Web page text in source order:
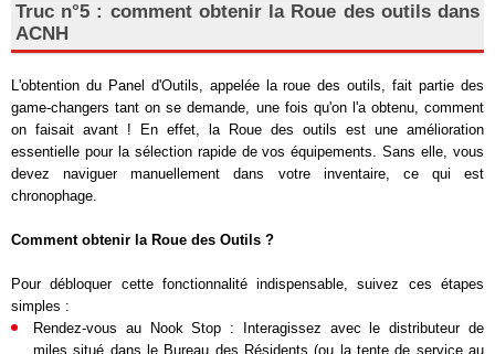
Truc n°5 : comment obtenir la Roue des outils dans
ACNH
L'obtention du Panel d'Outils, appelée la roue des outils, fait partie des
game-changers tant on se demande, une fois qu'on l'a obtenu, comment
on faisait avant ! En effet, la Roue des outils est une amélioration
essentielle pour la sélection rapide de vos équipements. Sans elle, vous
devez naviguer manuellement dans votre inventaire, ce qui est
chronophage.
Comment obtenir la Roue des Outils ?
Pour débloquer cette fonctionnalité indispensable, suivez ces étapes
simples :
Rendez-vous au Nook Stop : Interagissez avec le distributeur de
miles situé dans le Bureau des Résidents (ou la tente de service au